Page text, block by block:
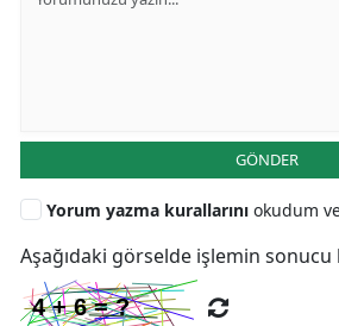
GÖNDER
Yorum yazma kurallarını okudum
Aşağıdaki görselde işlemin sonucu